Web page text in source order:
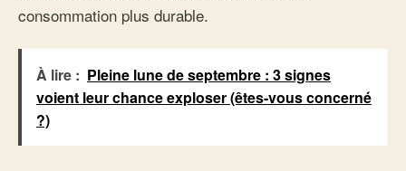
consommation plus durable.
À lire : Pleine lune de septembre : 3 signes
voient leur chance exploser (êtes-vous concerné
?)